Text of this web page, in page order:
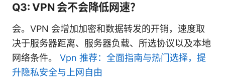
Q3: VPN 会不会降低网速？
会。VPN 会增加加密和数据转发的开销，速度取
决于服务器距离、服务器负载、所选协议以及本地
网络条件。 Vpn 推荐：全面指南与热门选择，提
升隐私安全与上网自由